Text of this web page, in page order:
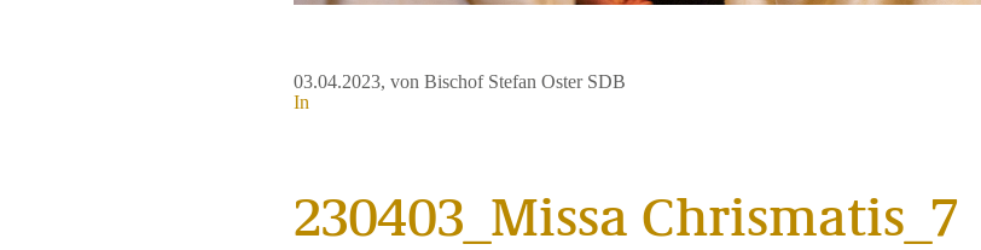
03.04.2023, von Bischof Stefan Oster SDB
In
230403_Missa Chrismatis_7